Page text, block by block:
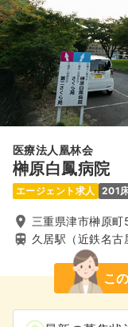
医療法人凰林会
榊原白鳳病院
エージェント求人 201
三重県津市榊原
久居駅（近鉄名古
こ